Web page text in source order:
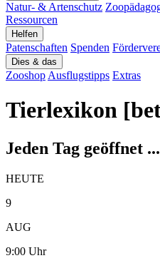
Natur- & Artenschutz
Ressourcen
Helfen
Patenschaften Spenden
Dies & das
Zooshop Ausflugstipps Extras
Tierlexikon
Jeden Tag geöffnet ...
HEUTE
9
AUG
9:00 Uhr